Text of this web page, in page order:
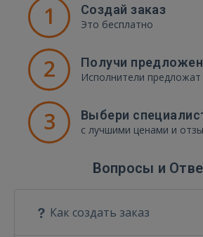
1 Создай заказ
Это бесплатно
2 Получи
Исполнители
3 Выбери
с лучшими ценами и
Вопросы и
Как создать заказ